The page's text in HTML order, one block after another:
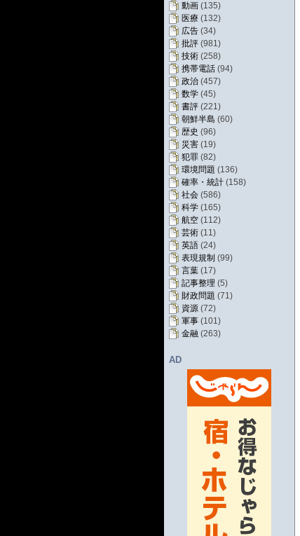
動画 (135)
医療 (132)
広告 (34)
批評 (981)
技術 (258)
携帯電話 (94)
政治 (457)
数学 (45)
書評 (221)
朝鮮半島 (60)
歴史 (96)
災害 (19)
犯罪 (82)
環境問題 (136)
確率・統計 (158)
社会 (586)
科学 (165)
航空 (112)
芸術 (11)
英語 (24)
表現規制 (99)
言葉 (17)
記事整理 (5)
財政問題 (71)
資源 (72)
軍事 (101)
金融 (263)
AD